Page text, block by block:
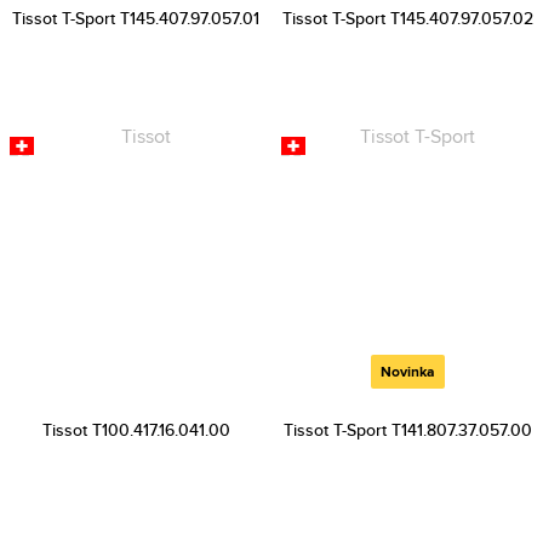
Tissot T-Sport T145.407.97.057.01 Tissot T-Sport T145.407.97.057.02
Tissot T100.417.16.041.00
Novinka
Tissot T-Sport T141.807.37.057.00